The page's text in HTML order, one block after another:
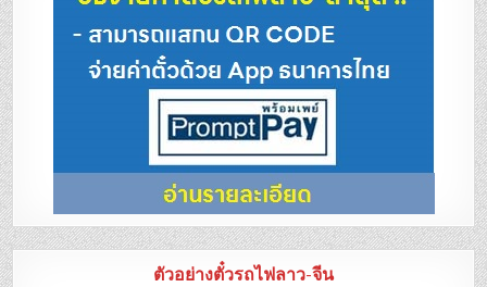
ตัวอย่างตั๋วรถไฟลาว-จีน